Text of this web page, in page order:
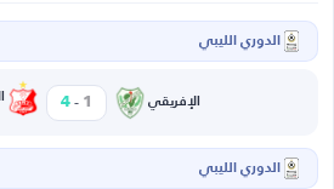
الدوري الليبي
الإفريقي 1
-
4
الدوري الليبي